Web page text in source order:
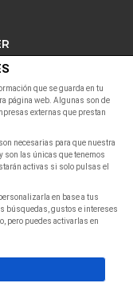
noticias y ofertas
que se guarda en tu
página web. Algunas son de
externas que prestan
necesarias para que nuestra
son las únicas que tenemos
activas si solo pulsas el
en base a tus
búsquedas, gustos e intereses
pero puedes activarlas en